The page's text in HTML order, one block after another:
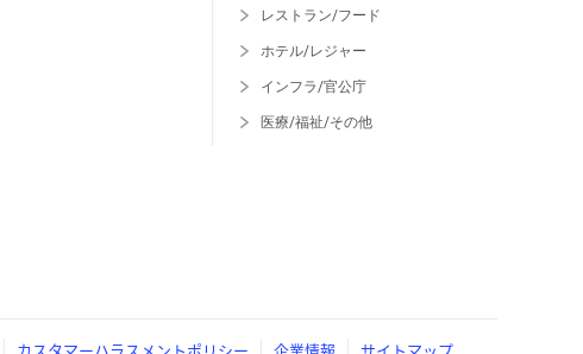
レストラン/フード
ホテル/レジャー
インフラ/官公庁
医療/福祉/その他